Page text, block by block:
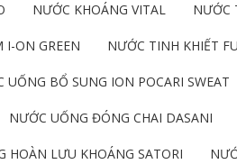
NƯỚC KHOÁNG VITAL NƯỚC
ON GREEN NƯỚC TINH KHIẾT
UỐNG BỔ SUNG ION POCARI SWEAT
NƯỚC UỐNG ĐÓNG CHAI DASANI
HOÀN LƯU KHOÁNG SATORI